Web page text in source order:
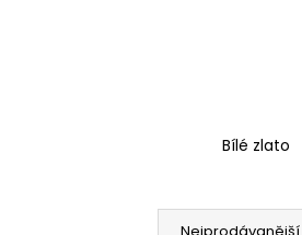
Bílé zlato
Ř
Nejprodávanější